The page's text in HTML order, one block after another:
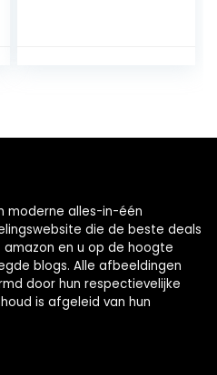
moderne alles-in-één
die de beste deals
en u op de hoogte
blogs. Alle afbeeldingen
door hun respectievelijke
is afgeleid van hun